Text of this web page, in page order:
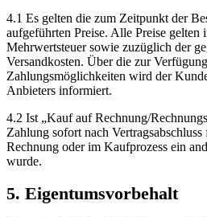
4.1 Es gelten die zum Zeitpunkt der
aufgeführten Preise. Alle Preise gelten
Mehrwertsteuer sowie zuzüglich der
Versandkosten. Über die zur
Zahlungsmöglichkeiten wird der
Anbieters informiert.
4.2 Ist „Kauf auf Rechnung/
Zahlung sofort nach
Rechnung oder im Kaufprozess ein
wurde.
5. Eigentumsvorbehalt